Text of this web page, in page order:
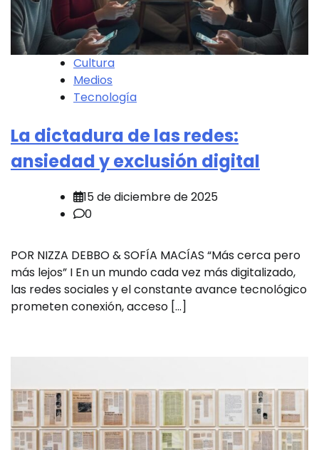
Cultura
Medios
Tecnología
La dictadura de las redes:
ansiedad y exclusión digital
15 de diciembre de 2025
0
POR NIZZA DEBBO & SOFÍA MACÍAS “Más cerca pero
más lejos” I En un mundo cada vez más digitalizado,
las redes sociales y el constante avance tecnológico
prometen conexión, acceso […]